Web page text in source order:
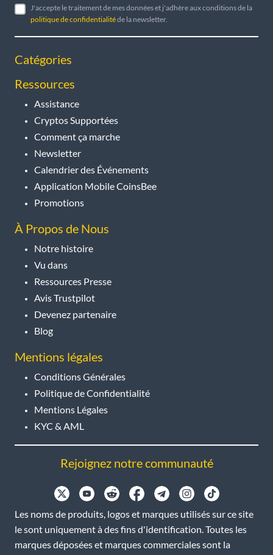
J'accepte le traitement de mes données et j'adhère aux conditions de la
politique de confidentialitéde la newsletter.
Catégories
Ressources
Assistance
Cryptos Supportées
Comment ça marche
Newsletter
Calendrier des Événements
Application Mobile CoinsBee
Promotions
À Propos de Nous
Notre histoire
Vu dans
Ressources Presse
Avis Trustpilot
Devenez partenaire
Blog
Mentions légales
Conditions Générales
Politique de Confidentialité
Mentions Légales
KYC & AML
Rejoignez notre communauté
Les noms de produits, logos et marques utilisés sur ce site
le sont uniquement à des fins d'identification. Toutes les
marques déposées et marques commerciales sont la